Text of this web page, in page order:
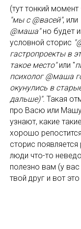
(тут тонкий
"мы с @васей", или
@маша"но будет
условной сторис
гастропроекты в
такое место"или "
психолог @маша
окунулись в
дальше)". Такая
про Васю или
узнают, какие
хорошо
сторис
люди что-то
полезно вам (у
твой друг и вот